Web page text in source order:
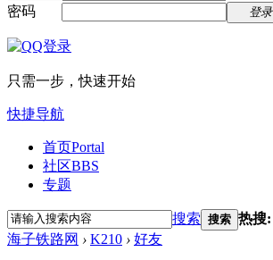
密码
登录
只需一步，快速开始
快捷导航
首页Portal
社区BBS
专题
搜索 搜索 热搜:
海子铁路网 › K210 › 好友